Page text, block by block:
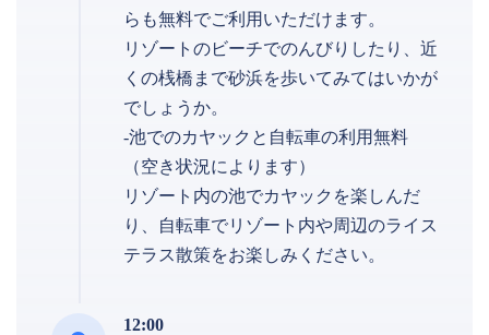
らも無料でご利用いただけます。
リゾートのビーチでのんびりしたり、近
くの桟橋まで砂浜を歩いてみてはいかが
でしょうか。
-池でのカヤックと自転車の利用無料
（空き状況によります）
リゾート内の池でカヤックを楽しんだ
り、自転車でリゾート内や周辺のライス
テラス散策をお楽しみください。
12:00